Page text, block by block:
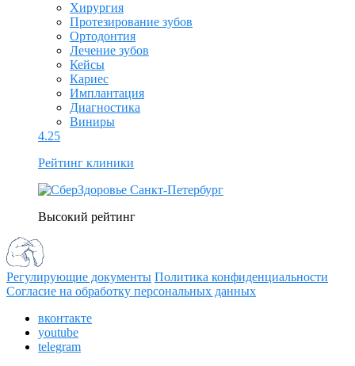
Хирургия
Протезирование зубов
Ортодонтия
Лечение зубов
Кейсы
Кариес
Имплантация
Диагностика
Виниры
4.25
Рейтинг клиники
Высокий рейтинг
Регулирующие документы Политика конфиденциальности
Согласие на обработку персональных данных
вконтакте
youtube
telegram